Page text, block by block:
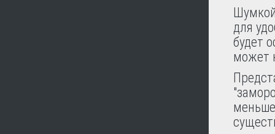
для
будет
может